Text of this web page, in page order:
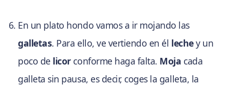
En un plato hondo vamos a ir mojando las
galletas. Para ello, ve vertiendo en él lechey un
poco de licorconforme haga falta. Moja cada
galleta sin pausa, es decir, coges la galleta, la